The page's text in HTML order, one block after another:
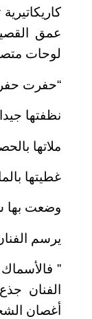
عمق
لوحات
“حفرت
نظفتها جيدا
ملاتها
غطيتها
وضعت بها
يرسم
”
الفنان
أغصان